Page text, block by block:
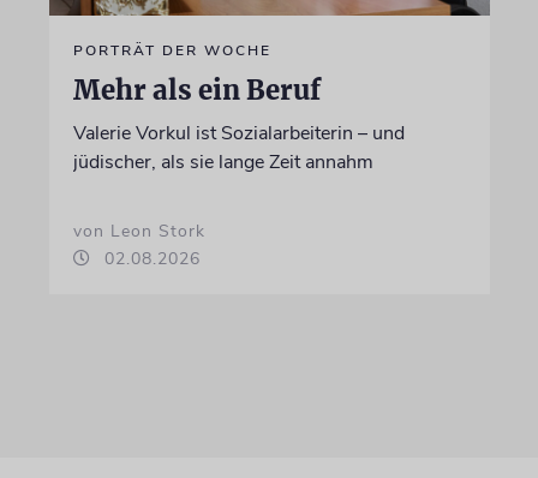
PORTRÄT DER WOCHE
Mehr als ein Beruf
Valerie Vorkul ist Sozialarbeiterin – und
jüdischer, als sie lange Zeit annahm
von Leon Stork
02.08.2026